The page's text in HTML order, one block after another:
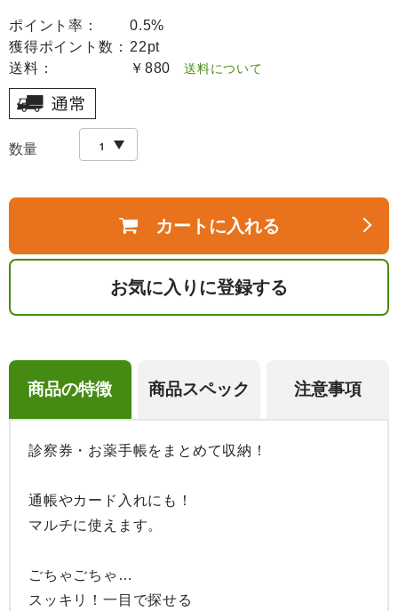
ポイント率：
0.5%
獲得ポイント数： 22pt
送料：
￥880 送料について
数量
カートに入れる
お気に入りに登録する
商品の特徴 商品スペック 注意事項
診察券・お薬手帳をまとめて収納！
通帳やカード入れにも！
マルチに使えます。
ごちゃごちゃ…
スッキリ！一目で探せる